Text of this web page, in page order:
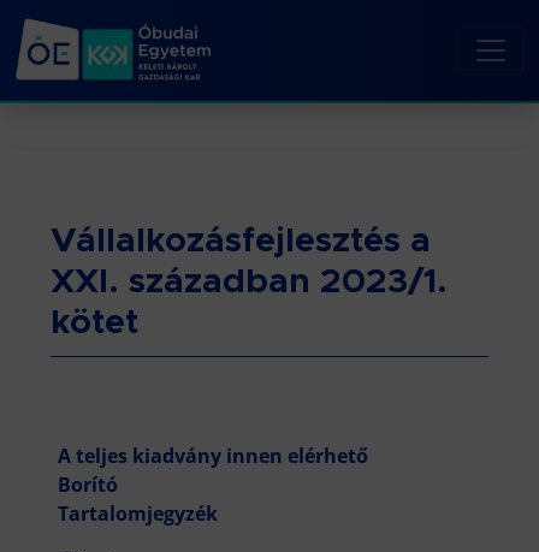
Vállalkozásfejlesztés a
XXI. században 2023/1.
kötet
A teljes kiadvány innen elérhető
Borító
Tartalomjegyzék